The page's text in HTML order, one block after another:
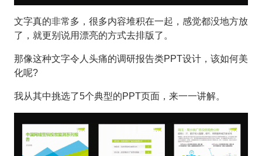
文字真的非常多，很多内容堆积在一起，感觉都没地方放
了，就更别说用漂亮的方式去排版了。
那像这种文字令人头痛的调研报告类PPT设计，该如何美
化呢?
我从其中挑选了5个典型的PPT页面，来一一讲解。